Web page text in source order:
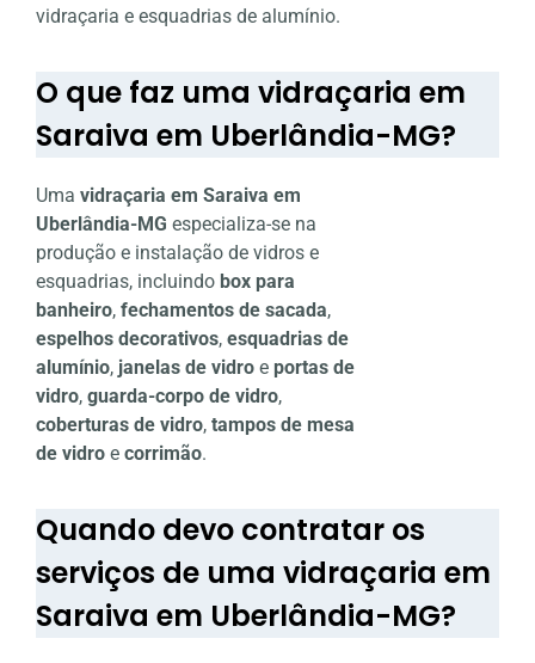
vidraçaria e esquadrias de alumínio.
O que faz uma vidraçaria em
Saraiva em Uberlândia-MG?
Uma vidraçaria em Saraiva em
Uberlândia-MG especializa-se na
produção e instalação de vidros e
esquadrias, incluindo box para
banheiro, fechamentos de sacada,
espelhos decorativos, esquadrias de
alumínio, janelas de vidro e portas de
vidro, guarda-corpo de vidro,
coberturas de vidro, tampos de mesa
de vidro e corrimão.
Quando devo contratar os
serviços de uma vidraçaria em
Saraiva em Uberlândia-MG?